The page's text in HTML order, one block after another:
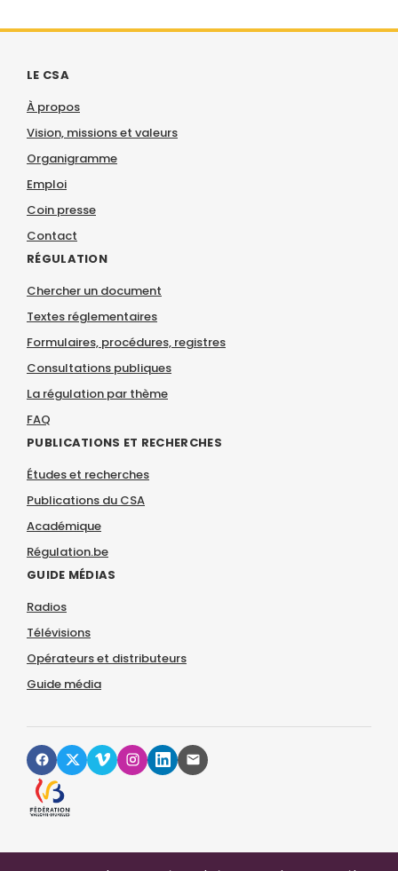
LE CSA
À propos
Vision, missions et valeurs
Organigramme
Emploi
Coin presse
Contact
RÉGULATION
Chercher un document
Textes réglementaires
Formulaires, procédures, registres
Consultations publiques
La régulation par thème
FAQ
PUBLICATIONS ET RECHERCHES
Études et recherches
Publications du CSA
Académique
Régulation.be
GUIDE MÉDIAS
Radios
Télévisions
Opérateurs et distributeurs
Guide média